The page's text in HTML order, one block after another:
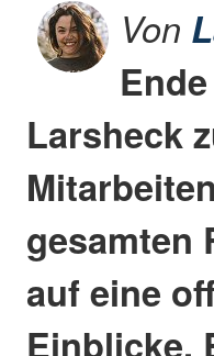
Von
Larsheck
gesamten
auf eine
Einblicke.